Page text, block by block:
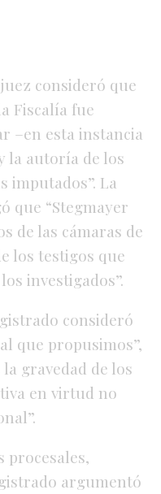
consideró que
Fiscalía fue
–en esta instancia
la autoría de los
imputados”. La
que “Stegmayer
de las cámaras de
los testigos que
investigados”.
consideró
que propusimos”,
gravedad de los
en virtud no
procesales,
argumentó